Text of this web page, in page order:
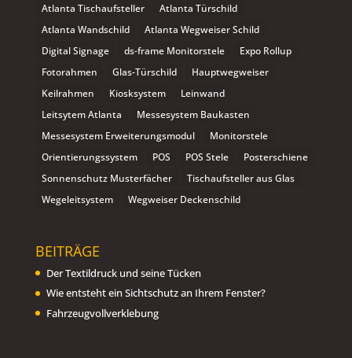
Atlanta Tischaufsteller
Atlanta Türschild
Atlanta Wandschild
Atlanta Wegweiser Schild
Digital Signage
ds-frame Monitorstele
Expo Rollup
Fotorahmen
Glas-Türschild
Hauptwegweiser
Keilrahmen
Kiosksystem
Leinwand
Leitsytem Atlanta
Messesystem Baukasten
Messesystem Erweiterungsmodul
Monitorstele
Orientierungssystem
POS POS Stele
Posterschiene
Sonnenschutz Musterfächer
Tischaufsteller aus Glas
Wegeleitsystem
Wegweiser Deckenschild
BEITRÄGE
Der Textildruck und seine Tücken
Wie entsteht ein Sichtschutz an Ihrem Fenster?
Fahrzeugvollverklebung